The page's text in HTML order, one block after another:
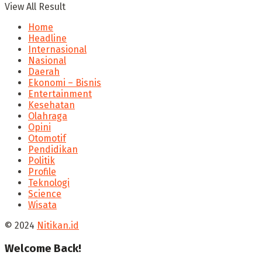
View All Result
Home
Headline
Internasional
Nasional
Daerah
Ekonomi – Bisnis
Entertainment
Kesehatan
Olahraga
Opini
Otomotif
Pendidikan
Politik
Profile
Teknologi
Science
Wisata
© 2024 Nitikan.id
Welcome Back!